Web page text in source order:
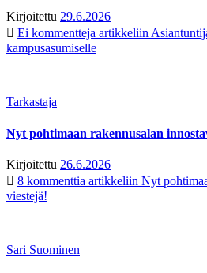
Kirjoitettu 29.6.2026
Ei kommentteja artikkeliin
kampusasumiselle
Tarkastaja
Nyt pohtimaan rakennusalan
Kirjoitettu 26.6.2026
8 kommenttia artikkeliin Nyt
viestejä!
Sari Suominen